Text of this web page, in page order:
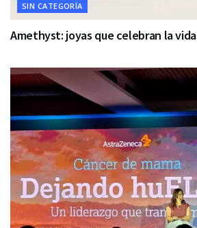
SIN CATEGORÍA
Amethyst: joyas que celebran la vida